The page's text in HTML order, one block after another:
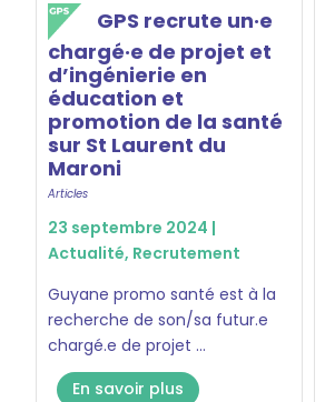
GPS recrute un·e
chargé·e de projet et
d’ingénierie en
éducation et
promotion de la santé
sur St Laurent du
Maroni
Articles
23 septembre 2024 |
Actualité, Recrutement
Guyane promo santé est à la
recherche de son/sa futur.e
chargé.e de projet ...
En savoir plus